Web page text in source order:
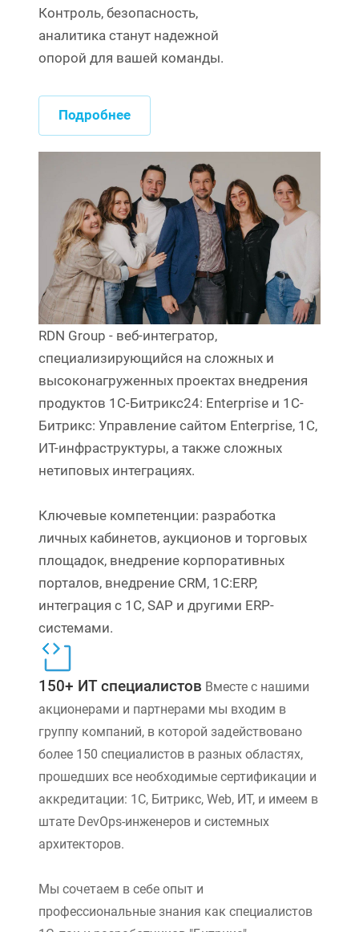
Контроль, безопасность,
аналитика станут надежной
опорой для вашей команды.
Подробнее
RDN Group - веб-интегратор,
специализирующийся на сложных и
высоконагруженных проектах внедрения
продуктов 1С-Битрикс24: Enterprise и 1C-
Битрикс: Управление сайтом Enterprise, 1С,
ИТ-инфраструктуры, а также сложных
нетиповых интеграциях.
Ключевые компетенции: разработка
личных кабинетов, аукционов и торговых
площадок, внедрение корпоративных
порталов, внедрение CRM, 1С:ERP,
интеграция с 1С, SAP и другими ERP-
системами.
150+ ИТ специалистов Вместе с нашими
акционерами и партнерами мы входим в
группу компаний, в которой задействовано
более 150 специалистов в разных областях,
прошедших все необходимые сертификации и
аккредитации: 1С, Битрикс, Web, ИТ, и имеем в
штате DevOps-инженеров и системных
архитекторов.
Мы сочетаем в себе опыт и
профессиональные знания как специалистов